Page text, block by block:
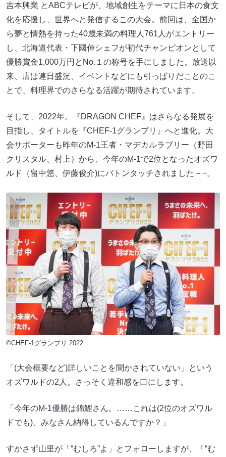
吉本興業 とABCテレビが、地域創生をテーマに日本の食文
化を応援し、世界へと発信するこの大会。前回は、全国か
ら夢と情熱を持った40歳未満の料理人761人がエントリー
し、北海道代表・下國伸シェフが初代チャンピオンとして
優勝賞金1,000万円とNo.１の称号を手にしました。放送以
来、店は連日盛況、イベントなどにも引っぱりだことのこ
とで、料理界でのさらなる活躍が期待されています。
そして、2022年。『DRAGON CHEF』はさらなる発展を
目指し、タイトルを『CHEF-1グランプリ』へと進化。大
会サポーターも昨年のM-1王者・マヂカルラブリー（野田
クリスタル、村上）から、今年のM-1で2位となったオズワ
ルド（畠中悠、伊藤俊介)にバトンタッチされました－−。
©CHEF-1グランプリ 2022
「(大会概要など)詳しいことを聞かされていない」という
オズワルドの2人。さっそく違和感を口にします。
「今年のM-1優勝は錦鯉さん。……これは(2位のオズワル
ドでも)、みなさん納得しているんですか？」
すかさず山里が「“むしろ”よ」とフォローしますが、「“む